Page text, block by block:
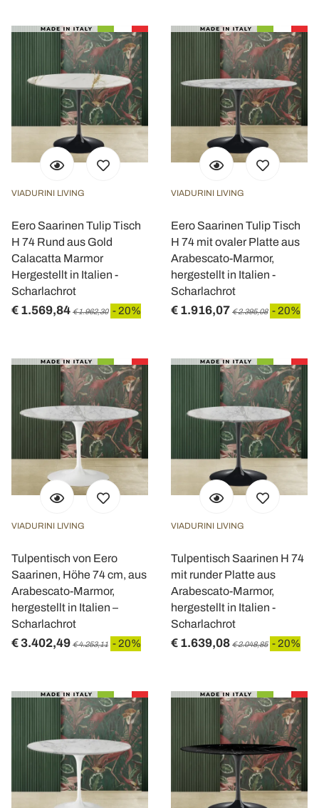
VIADURINI LIVING
Eero Saarinen Tulip Tisch
H 74 Rund aus Gold
Calacatta Marmor
Hergestellt in Italien -
Scharlachrot
€ 1.569,84 € 1.962,30 - 20%
VIADURINI LIVING
Eero Saarinen Tulip Tisch
H 74 mit ovaler Platte aus
Arabescato-Marmor,
hergestellt in Italien -
Scharlachrot
€ 1.916,07 € 2.395,08 - 20%
VIADURINI LIVING
Tulpentisch von Eero
Saarinen, Höhe 74 cm, aus
Arabescato-Marmor,
hergestellt in Italien –
Scharlachrot
€ 3.402,49 € 4.253,11 - 20%
VIADURINI LIVING
Tulpentisch Saarinen H 74
mit runder Platte aus
Arabescato-Marmor,
hergestellt in Italien -
Scharlachrot
€ 1.639,08 € 2.048,85 - 20%